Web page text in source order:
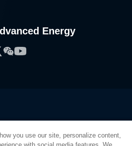
Energy
WeChat
YouTube
you use our site, personalize content,